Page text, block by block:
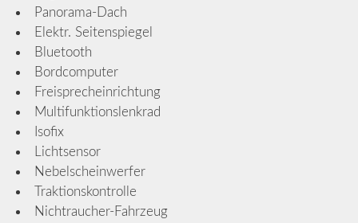
Panorama-Dach
Elektr. Seitenspiegel
Bluetooth
Bordcomputer
Freisprecheinrichtung
Multifunktionslenkrad
Isofix
Lichtsensor
Nebelscheinwerfer
Traktionskontrolle
Nichtraucher-Fahrzeug